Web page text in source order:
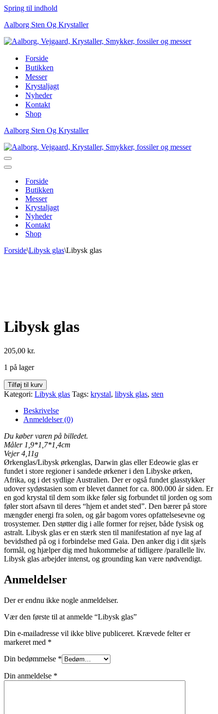
Spring til indhold
Aalborg Sten Og Krystaller
Forside
Butikken
Messer
Krystaljagt
Nyheder
Kontakt
Shop
Aalborg Sten Og Krystaller
Navigation
menu
Navigation
Forside
Butikken
Messer
Krystaljagt
Nyheder
Kontakt
Shop
Forside\Libysk glas\Libysk glas
Libysk glas
205,00 kr.
1 på lager
Libysk
glas
Tilføj til kurv
Kategori: Libysk glas Tags: krystal, libysk glas, sten
Beskrivelse
Anmeldelser (0)
Du køber varen på billedet.
Måler 1,9*1,7*1,4cm
Vejer 4,11g
Ørkenglas/Libysk ørkenglas, Darwin glas eller Edeowie glas er
fundet i store regioner i sandede ørkener i den Libyske ørken,
Afrika, og i det sydlige Australien. Der er også fundet glasstykker
udover sydøstasien som er blevet dannet for ca. 800.000 år siden. Er
en god krystal til dem som ikke føler sig forbundet til jorden og som
føler stort afsavn til deres “hjem et andet sted”. Den bærer på store
mængder energi fra solen, og går bagom vores opfattelsesevne og
trosystemer. Den støtter dig i alle former for rejser, både fysisk og
astralt. Libysk glas er en stærk sten til manifestation af nye lag af
bevidsthed på og i forbindelse med Gaia. Den anker dig i dit sjæls
formål, og hjælper dig med hukommelse af tidligere /parallelle liv.
Libysk glas arbejder intenst, og grounding kan være nødvendigt.
Anmeldelser
Der er endnu ikke nogle anmeldelser.
Vær den første til at anmelde “Libysk glas”
Din e-mailadresse vil ikke blive publiceret. Krævede felter er
markeret med *
Din bedømmelse *
Din anmeldelse *